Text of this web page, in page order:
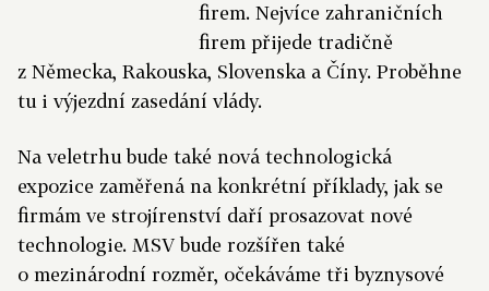
firem. Nejvíce zahraničních
firem přijede tradičně
z Německa, Rakouska, Slovenska a Číny. Proběhne
tu i výjezdní zasedání vlády.
Na veletrhu bude také nová technologická
expozice zaměřená na konkrétní příklady, jak se
firmám ve strojírenství daří prosazovat nové
technologie. MSV bude rozšířen také
o mezinárodní rozměr, očekáváme tři byznysové